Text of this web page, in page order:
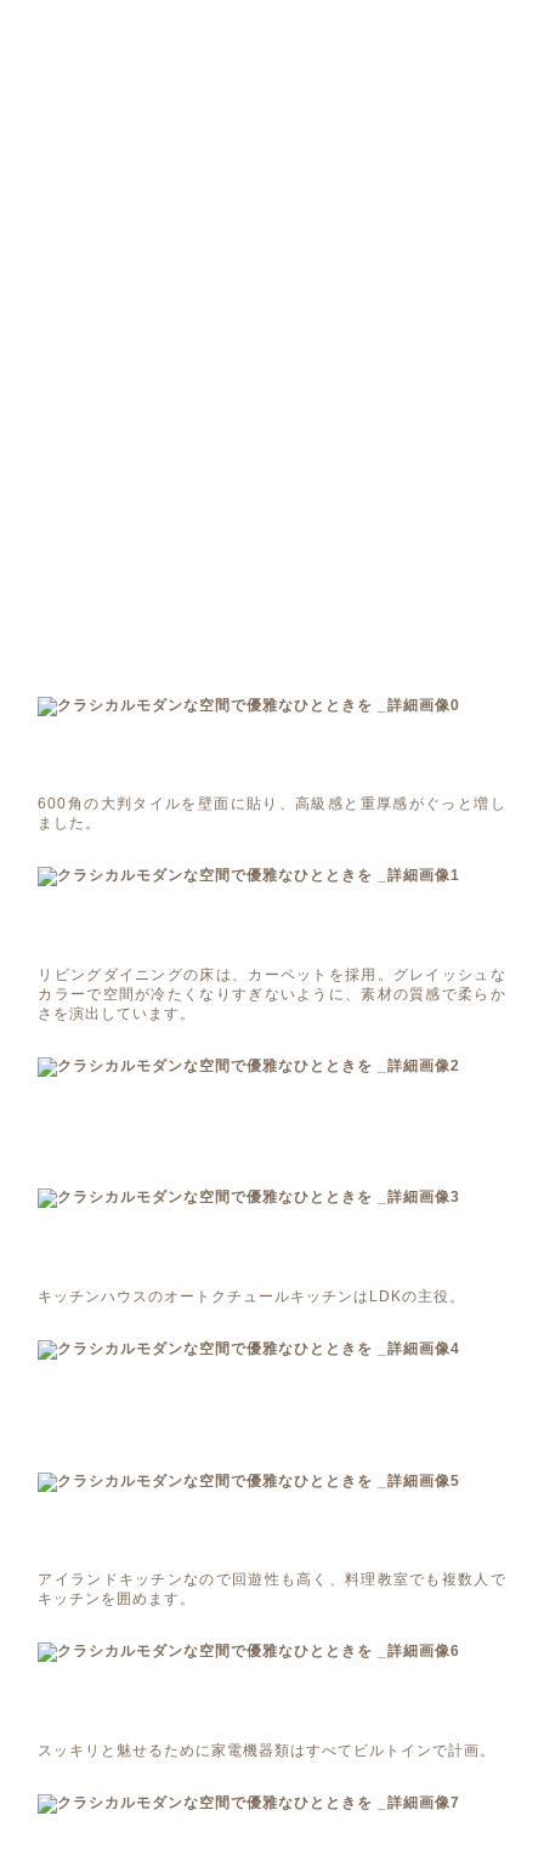
600角の大判タイルを壁面に貼り、高級感と重厚感がぐっと増し
ました。
リビングダイニングの床は、カーペットを採用。グレイッシュな
カラーで空間が冷たくなりすぎないように、素材の質感で柔らか
さを演出しています。
キッチンハウスのオートクチュールキッチンはLDKの主役。
アイランドキッチンなので回遊性も高く、料理教室でも複数人で
キッチンを囲めます。
スッキリと魅せるために家電機器類はすべてビルトインで計画。